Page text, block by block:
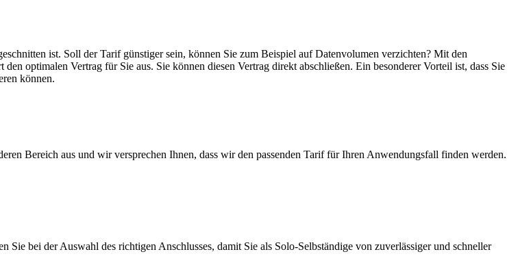
ist. Soll der Tarif günstiger sein, können Sie zum Beispiel auf Datenvolumen verzichten? Mit den
optimalen Vertrag für Sie aus. Sie können diesen Vertrag direkt abschließen. Ein besonderer Vorteil ist, dass Sie
können.
Bereich aus und wir versprechen Ihnen, dass wir den passenden Tarif für Ihren Anwendungsfall finden werden.
bei der Auswahl des richtigen Anschlusses, damit Sie als Solo-Selbständige von zuverlässiger und schneller